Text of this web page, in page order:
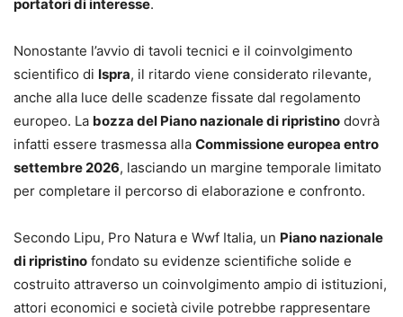
portatori di interesse.
Nonostante l’avvio di tavoli tecnici e il coinvolgimento
scientifico di Ispra, il ritardo viene considerato rilevante,
anche alla luce delle scadenze fissate dal regolamento
europeo. La bozza del Piano nazionale di ripristino dovrà
infatti essere trasmessa alla Commissione europea entro
settembre 2026, lasciando un margine temporale limitato
per completare il percorso di elaborazione e confronto.
Secondo Lipu, Pro Natura e Wwf Italia, un Piano nazionale
di ripristino fondato su evidenze scientifiche solide e
costruito attraverso un coinvolgimento ampio di istituzioni,
attori economici e società civile potrebbe rappresentare